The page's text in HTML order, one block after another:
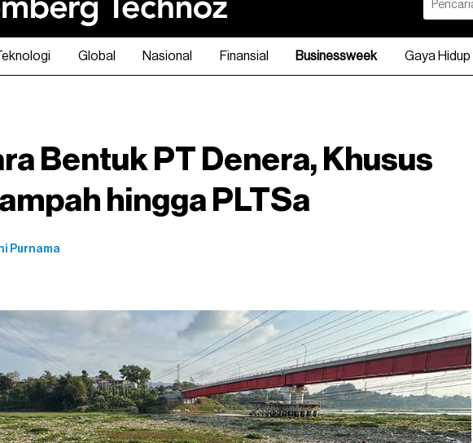
Global Nasional Finansial Businessweek Gaya Hidup
Bentuk PT Denera, Khusus
hingga PLTSa
Purnama